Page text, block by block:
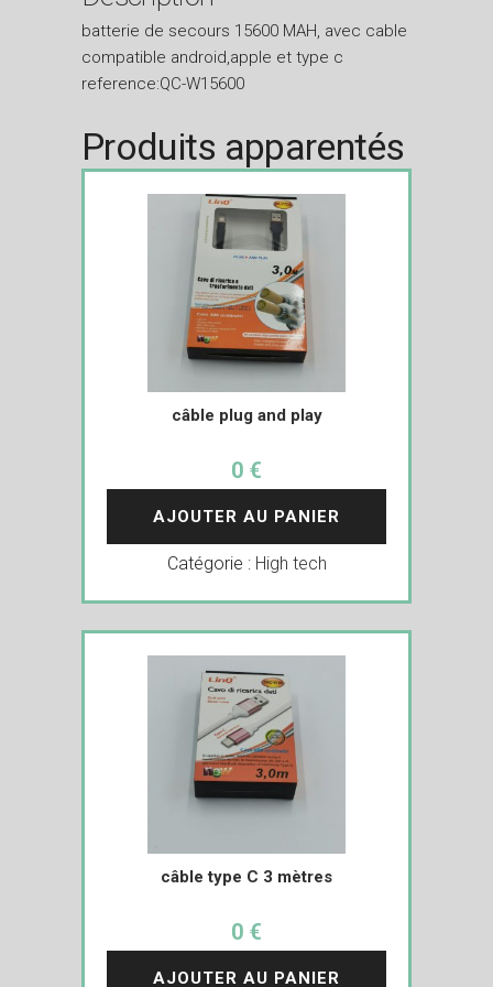
batterie de secours 15600 MAH, avec cable
compatible android,apple et type c
reference:QC-W15600
Produits apparentés
câble plug and play
0 €
AJOUTER AU PANIER
Catégorie : High tech
câble type C 3 mètres
0 €
AJOUTER AU PANIER